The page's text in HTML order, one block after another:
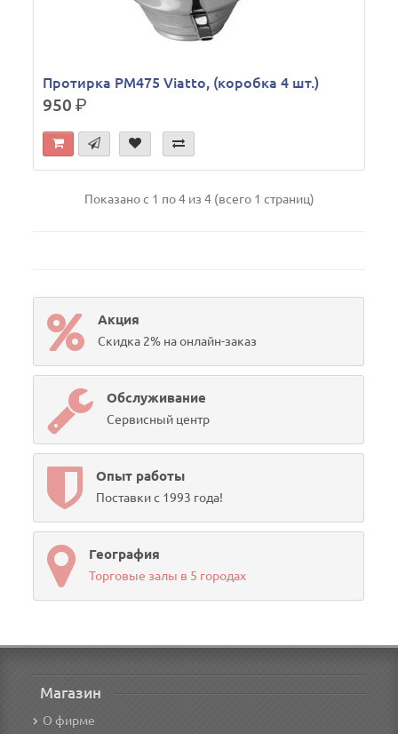
Протирка PM475 Viatto, (коробка 4 шт.)
950р.
Показано с 1 по 4 из 4 (всего 1 страниц)
Акция
Скидка 2% на онлайн-заказ
Обслуживание
Сервисный центр
Опыт работы
Поставки с 1993 года!
География
Торговые залы в 5 городах
Магазин
О фирме